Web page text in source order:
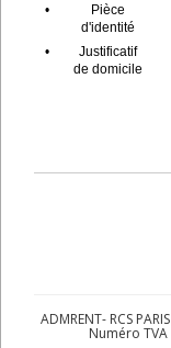
•
Pièce
d'identité
•
Justificatif
de domicile
ADMRENT- RCS
Numéro